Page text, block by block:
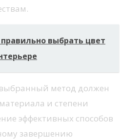
выбрать цвет
метод должен
и степени
эффективных способов
завершению